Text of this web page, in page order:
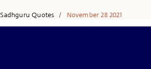
Sadhguru Quotes / November 28 2021